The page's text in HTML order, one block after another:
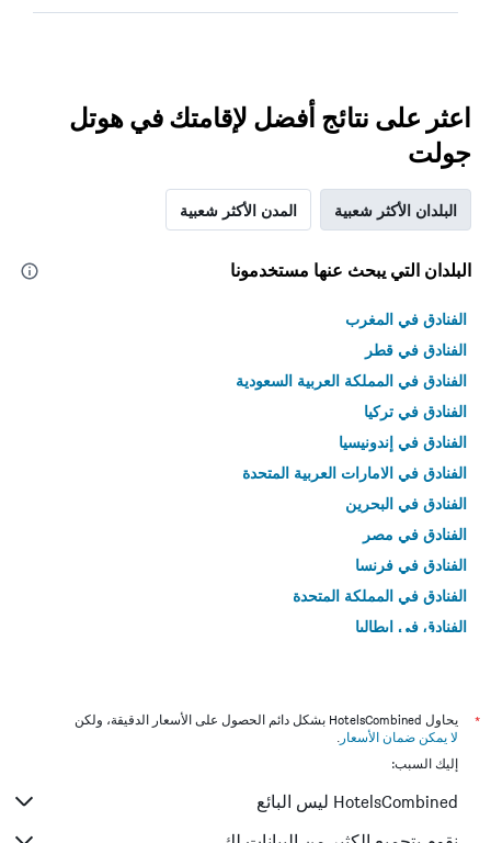
اعثر على نتائج أفضل لإقامتك في هوتل
جولت
البلدان الأكثر شعبية المدن الأكثر شعبية
البلدان التي يبحث عنها مستخدمونا
الفنادق في المغرب
الفنادق في قطر
الفنادق في المملكة العربية السعودية
الفنادق في تركيا
الفنادق في إندونيسيا
الفنادق في الامارات العربية المتحدة
الفنادق في البحرين
الفنادق في مصر
الفنادق في فرنسا
الفنادق في المملكة المتحدة
الفنادق في إيطاليا
*
يحاول HotelsCombined بشكل دائم الحصول على الأسعار الدقيقة، ولكن
لا يمكن ضمان الأسعار .
إليك السبب:
HotelsCombined ليس البائع